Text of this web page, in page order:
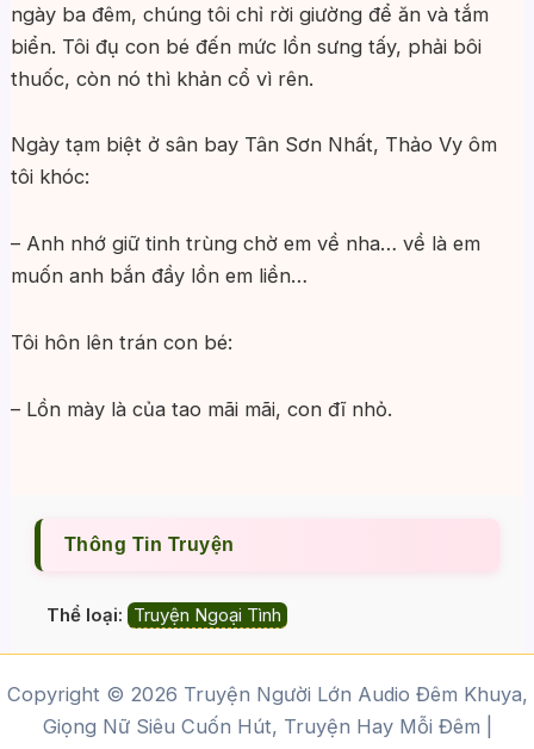
ngày ba đêm, chúng tôi chỉ rời giường để ăn và tắm
biển. Tôi đụ con bé đến mức lồn sưng tấy, phải bôi
thuốc, còn nó thì khản cổ vì rên.
Ngày tạm biệt ở sân bay Tân Sơn Nhất, Thảo Vy ôm
tôi khóc:
– Anh nhớ giữ tinh trùng chờ em về nha… về là em
muốn anh bắn đầy lồn em liền…
Tôi hôn lên trán con bé:
– Lồn mày là của tao mãi mãi, con đĩ nhỏ.
Thông Tin Truyện
Thể loại: Truyện Ngoại Tình
Copyright © 2026 Truyện Người Lớn Audio Đêm Khuya,
Giọng Nữ Siêu Cuốn Hút, Truyện Hay Mỗi Đêm |